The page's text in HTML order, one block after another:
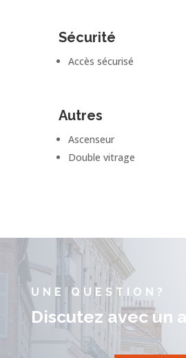
Sécurité
Accès sécurisé
Autres
Ascenseur
Double vitrage
UNE QUESTION?
Discutez avec un